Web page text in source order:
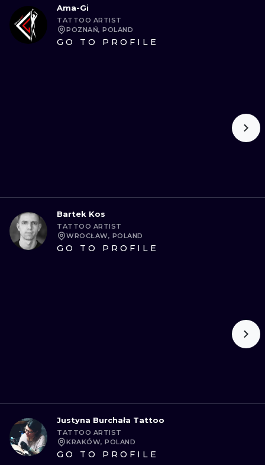
Ama-Gi
TATTOO ARTIST
POZNAŃ, POLAND
GO TO PROFILE
Bartek Kos
TATTOO ARTIST
WROCŁAW, POLAND
GO TO PROFILE
Justyna Burchała Tattoo
TATTOO ARTIST
KRAKÓW, POLAND
GO TO PROFILE